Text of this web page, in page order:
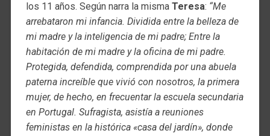
los 11 años. Según narra la misma Teresa: “Me
arrebataron mi infancia. Dividida entre la belleza de
mi madre y la inteligencia de mi padre; Entre la
habitación de mi madre y la oficina de mi padre.
Protegida, defendida, comprendida por una abuela
paterna increíble que vivió con nosotros, la primera
mujer, de hecho, en frecuentar la escuela secundaria
en Portugal. Sufragista, asistía a reuniones
feministas en la histórica «casa del jardín», donde